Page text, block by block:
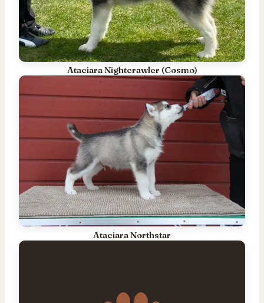
Ataciara Nightcrawler (Cosmo)
Ataciara Northstar